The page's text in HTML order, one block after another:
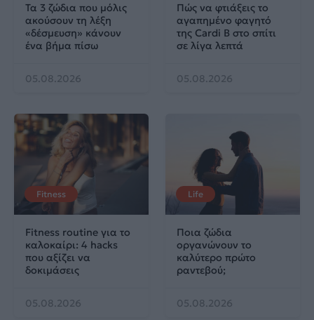
Τα 3 ζώδια που μόλις
ακούσουν τη λέξη
«δέσμευση» κάνουν
ένα βήμα πίσω
05.08.2026
Πώς να φτιάξεις το
αγαπημένο φαγητό
της Cardi B στο σπίτι
σε λίγα λεπτά
05.08.2026
Fitness
Fitness routine για το
καλοκαίρι: 4 hacks
που αξίζει να
δοκιμάσεις
05.08.2026
Life
Ποια ζώδια
οργανώνουν το
καλύτερο πρώτο
ραντεβού;
05.08.2026